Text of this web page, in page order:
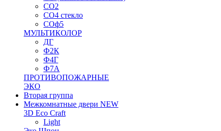
СО2
СО4 стекло
СОф5
МУЛЬТИКОЛОР
ДГ
Ф2К
Ф4Г
Ф7А
ПРОТИВОПОЖАРНЫЕ
ЭКО
Вторая группа
Межкомнатные двери NEW
3D Eco Craft
Light